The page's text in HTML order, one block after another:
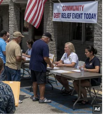
bố và cảnh báo
của lục địa này vào